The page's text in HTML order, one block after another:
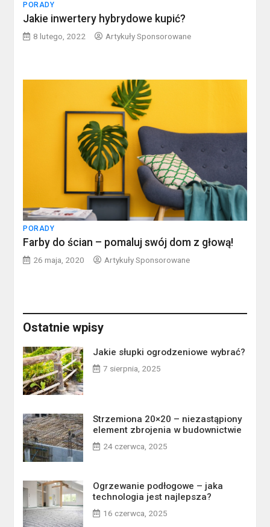
PORADY
Jakie inwertery hybrydowe kupić?
8 lutego, 2022 Artykuły Sponsorowane
PORADY
Farby do ścian – pomaluj swój dom z głową!
26 maja, 2020 Artykuły Sponsorowane
Ostatnie wpisy
Jakie słupki ogrodzeniowe wybrać?
7 sierpnia, 2025
Strzemiona 20×20 – niezastąpiony
element zbrojenia w budownictwie
24 czerwca, 2025
Ogrzewanie podłogowe – jaka
technologia jest najlepsza?
16 czerwca, 2025